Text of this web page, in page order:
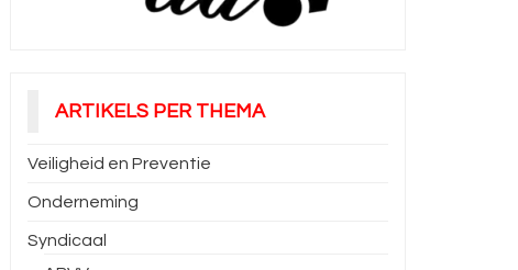
ARTIKELS PER THEMA
Veiligheid en Preventie
Onderneming
Syndicaal